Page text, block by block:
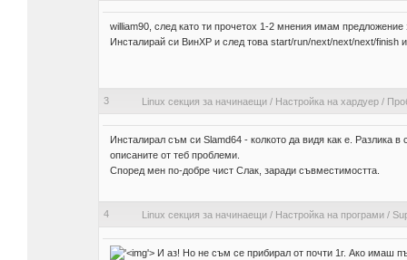
william90, след като ти прочетох 1-2 мнения имам предложение
Инсталирай си ВинХР и след това start/run/next/next/next/finish
3 Linux секция за начинаещи/ Настройка на хардуер/
Инсталирал съм си Slamd64 - колкото да видя как е. Разлика
описаните от теб проблеми.
Според мен по-добре чист Слак, заради съвместимостта.
4 Linux секция за начинаещи/ Настройка на програми/
'>И аз! Но не съм се прибирал от почти 1г. Ако имаш